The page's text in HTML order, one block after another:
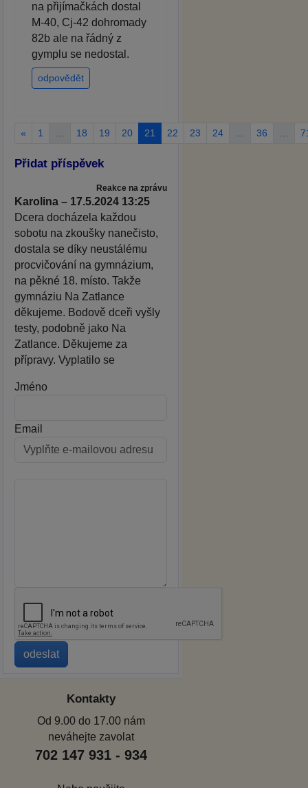
na přijímačkách dostal
M-40, Cj-42 dohromady
82b ale na řádný z
gymplu se nedostal.
odpovědět
« 1 18 19 20 21 22 23 24 36
Přidat příspěvek
Reakce na zprávu
Karolina – 17.5.2024 13:25
Dcera docházela každou
sobotu na zkoušky nanečisto,
dostala se díky neustálému
procvičování na gymnázium,
na pěkné 18. místo. Takže
gymnáziu Na Zatlance
děkujeme. Bodově dceři vyšly
testy, podobně jako Na
Zatlance. Děkujeme za
přípravy. Vyplatilo se
Jméno
Email
Kontakty
Od 9.00 do 17.00 nám
neváhejte zavolat
702 147 931 - 934